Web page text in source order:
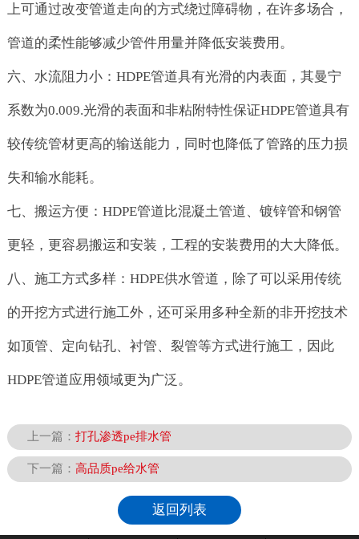
上可通过改变管道走向的方式绕过障碍物，在许多场合，
管道的柔性能够减少管件用量并降低安装费用。
六、水流阻力小：HDPE管道具有光滑的内表面，其曼宁
系数为0.009.光滑的表面和非粘附特性保证HDPE管道具有
较传统管材更高的输送能力，同时也降低了管路的压力损
失和输水能耗。
七、搬运方便：HDPE管道比混凝土管道、镀锌管和钢管
更轻，更容易搬运和安装，工程的安装费用的大大降低。
八、施工方式多样：HDPE供水管道，除了可以采用传统
的开挖方式进行施工外，还可采用多种全新的非开挖技术
如顶管、定向钻孔、衬管、裂管等方式进行施工，因此
HDPE管道应用领域更为广泛。
上一篇：打孔渗透pe排水管
下一篇：高品质pe给水管
返回列表